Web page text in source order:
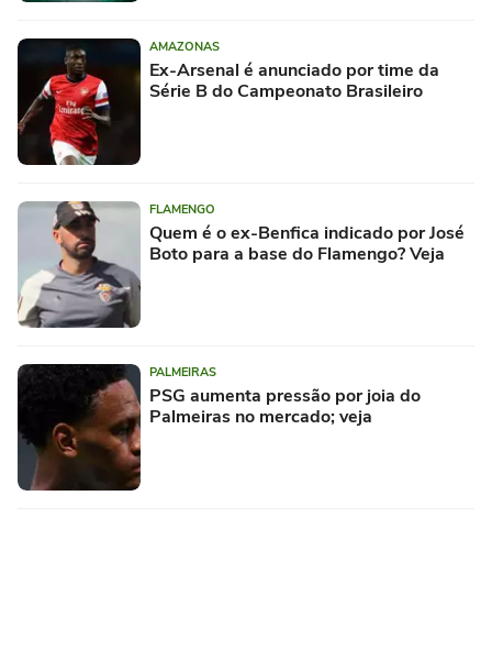
AMAZONAS
Ex-Arsenal é anunciado por time da
Série B do Campeonato Brasileiro
FLAMENGO
Quem é o ex-Benfica indicado por José
Boto para a base do Flamengo? Veja
PALMEIRAS
PSG aumenta pressão por joia do
Palmeiras no mercado; veja